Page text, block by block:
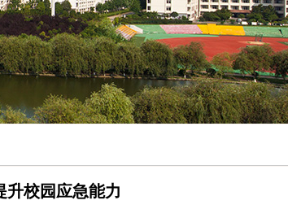
升校园应急能力